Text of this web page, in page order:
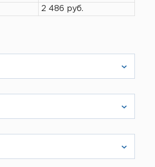
2 486 руб.
прислать чертеж на